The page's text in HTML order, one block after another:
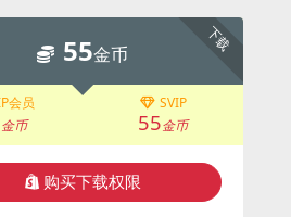
下载
55金币
会员
金币
SVIP
55金币
购买下载权限